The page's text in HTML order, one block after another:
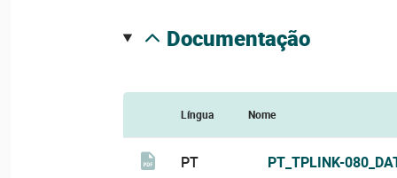
documentação
Língua Nome
PT PT_TPLINK-